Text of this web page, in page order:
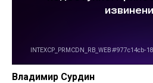
Владимир Сурдин